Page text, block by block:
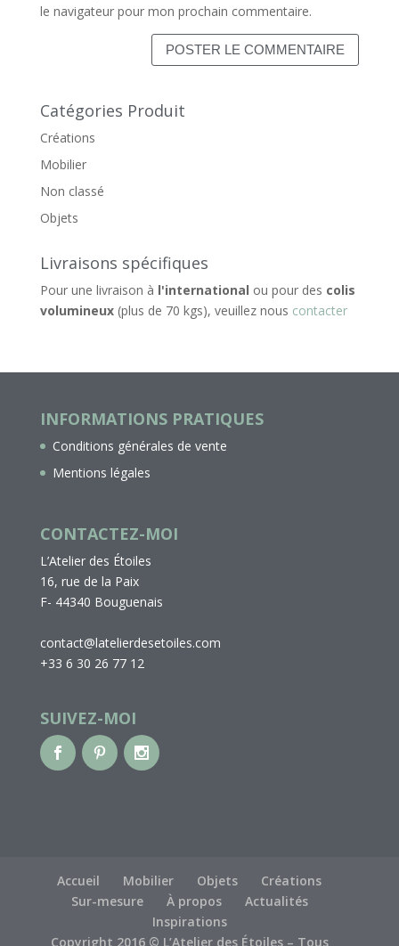
le navigateur pour mon prochain commentaire.
Catégories Produit
Créations
Mobilier
Non classé
Objets
Livraisons spécifiques
Pour une livraison à l'international ou pour des colis
volumineux(plus de 70 kgs), veuillez nous contacter
INFORMATIONS PRATIQUES
Conditions générales de vente
Mentions légales
CONTACTEZ-MOI
L’Atelier des Étoiles
16, rue de la Paix
F- 44340 Bouguenais
contact@latelierdesetoiles.com
+33 6 30 26 77 12
SUIVEZ-MOI
Accueil Mobilier Objets
Créations
Sur-mesure
À propos
Actualités
Inspirations
Copyright 2016 © L’Atelier des Étoiles – Tous